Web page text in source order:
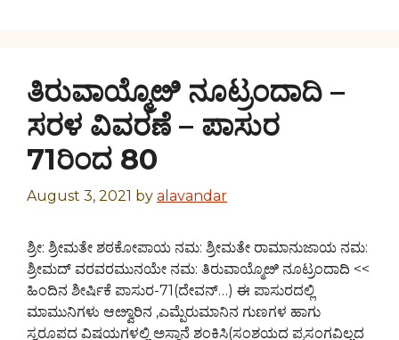
ತಿರುವಾಯ್ಮೊೞಿ ನೂಟ್ರಂದಾದಿ –
ಸರಳ ವಿವರಣೆ – ಪಾಸುರ
71ರಿಂದ 80
August 3, 2021 by alavandar
ಶ್ರೀ: ಶ್ರೀಮತೇ ಶಠಕೋಪಾಯ ನಮ: ಶ್ರೀಮತೇ ರಾಮಾನುಜಾಯ ನಮ:
ಶ್ರೀಮದ್ ವರವರಮುನಯೇ ನಮ: ತಿರುವಾಯ್ಮೊೞಿ ನೂಟ್ರಂದಾದಿ <<
ಹಿಂದಿನ ಶೀರ್ಷಿಕೆ ಪಾಸುರ-71(ದೇವನ್…) ಈ ಪಾಸುರದಲ್ಲಿ
ಮಾಮುನಿಗಳು ಆೞ್ವಾರಿನ ,ಎಮ್ಪೆರುಮಾನಿನ ಗುಣಗಳ ಹಾಗು
ಸ್ವರೂಪದ ವಿಷಯಗಳಲ್ಲಿ ಅಸ್ಥಾನೆ ಶಂಕಿಸಿ(ಸಂಶಯದ ಪ್ರಸಂಗವಿಲ್ಲದ